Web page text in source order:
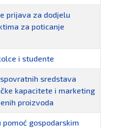
prijava za dodjelu
za poticanje
i studente
sredstava
kapacitete i marketing
proizvoda
gospodarskim